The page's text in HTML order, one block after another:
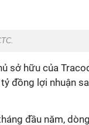
sở hữu của
đồng lợi nhuận
đầu năm,